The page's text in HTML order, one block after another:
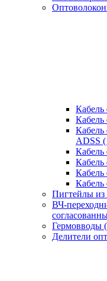
Кабель
Кабель
Кабель
ADSS
Кабель
Кабель
Кабель
Пигтейлы из
ВЧ-
Гермовводы
Делители